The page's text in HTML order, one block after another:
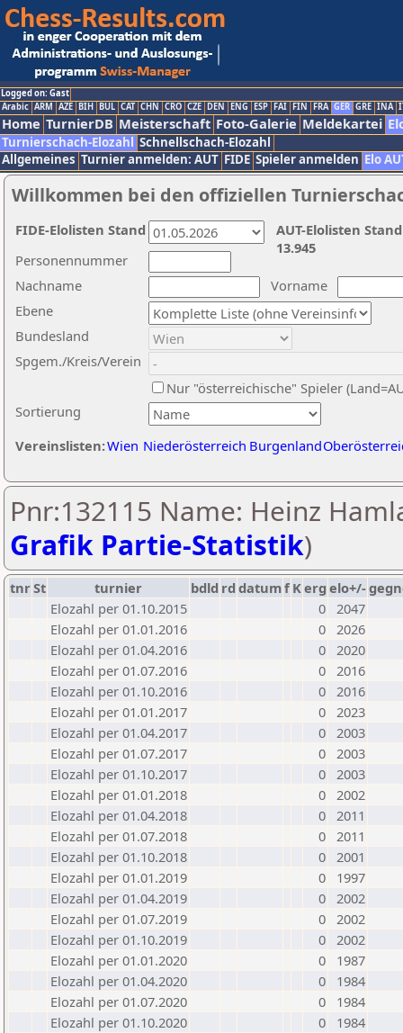
Logged on: Gast
Arabic ARM AZE BIH BUL CAT CHN CRO CZE DEN ENG ESP FAI FIN FRA GER GRE INA
Home TurnierDB Meisterschaft Foto-Galerie Meldekartei
Turnierschach-Elozahl Schnellschach-Elozahl
Allgemeines Turnier anmelden: AUT FIDE Spieler anmelden Elo
Willkommen bei den offiziellen
Nachname
Vorname
Ebene
Sortierung
Personennummer
Bundesland
Spgem./Kreis/Verein
Nur "österreichische" Spieler
Vereinslisten:Wien Niederösterreich Burgenland
AUT-Elolisten
13.945
FIDE-Elolisten Stand
Pnr:132115 Name: Heinz
Grafik Partie-Statistik)
tnrSt turnier bdld rd datumf Kerg elo+/-
Elozahl per 01.10.2015
0 2047
Elozahl per 01.01.2016
0 2026
Elozahl per 01.04.2016
0 2020
Elozahl per 01.07.2016
0 2016
Elozahl per 01.10.2016
0 2016
Elozahl per 01.01.2017
0 2023
Elozahl per 01.04.2017
0 2003
Elozahl per 01.07.2017
0 2003
Elozahl per 01.10.2017
0 2003
Elozahl per 01.01.2018
0 2002
Elozahl per 01.04.2018
0 2011
Elozahl per 01.07.2018
0 2011
Elozahl per 01.10.2018
0 2001
Elozahl per 01.01.2019
0
1997
Elozahl per 01.04.2019
0 2002
Elozahl per 01.07.2019
0 2002
Elozahl per 01.10.2019
0 2002
Elozahl per 01.01.2020
0
1987
Elozahl per 01.04.2020
0
1984
Elozahl per 01.07.2020
0
1984
Elozahl per 01.10.2020
0
1984